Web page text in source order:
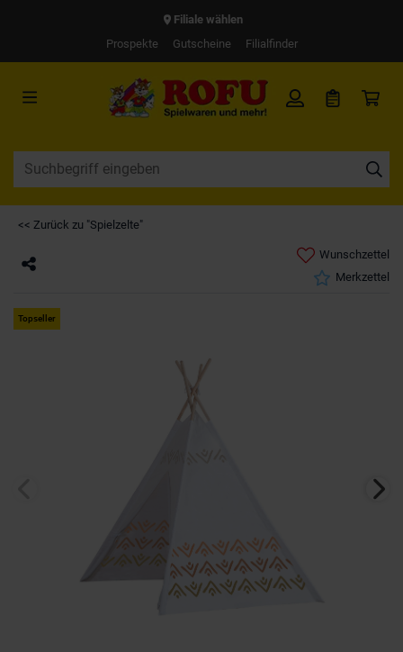
Filiale wählen
Prospekte
Gutscheine Filialfinder
<< Zurück zu "Spielzelte"
Wunschzettel
Merkzettel
Topseller